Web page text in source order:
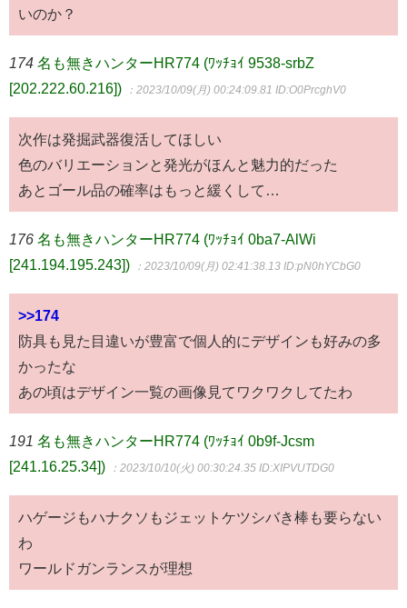
いのか？
174 名も無きハンターHR774 (ﾜｯﾁｮｲ 9538-srbZ
[202.222.60.216])
：2023/10/09(月) 00:24:09.81 ID:O0PrcghV0
次作は発掘武器復活してほしい
色のバリエーションと発光がほんと魅力的だった
あとゴール品の確率はもっと緩くして…
176 名も無きハンターHR774 (ﾜｯﾁｮｲ 0ba7-AlWi
[241.194.195.243])
：2023/10/09(月) 02:41:38.13 ID:pN0hYCbG0
>>174
防具も見た目違いが豊富で個人的にデザインも好みの多
かったな
あの頃はデザイン一覧の画像見てワクワクしてたわ
191 名も無きハンターHR774 (ﾜｯﾁｮｲ 0b9f-Jcsm
[241.16.25.34])
：2023/10/10(火) 00:30:24.35 ID:XIPVUTDG0
ハゲージもハナクソもジェットケツシバき棒も要らない
わ
ワールドガンランスが理想